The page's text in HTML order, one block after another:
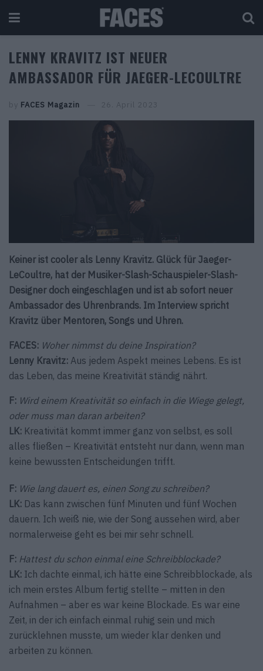
LENNY KRAVITZ IST NEUER
AMBASSADOR FÜR JAEGER-LECOULTRE
by FACES Magazin 26. April 2023
Keiner ist cooler als Lenny Kravitz. Glück für Jaeger-
LeCoultre, hat der Musiker-Slash-Schauspieler-Slash-
Designer doch eingeschlagen und ist ab sofort neuer
Ambassador des Uhrenbrands. Im Interview spricht
Kravitz über Mentoren, Songs und Uhren.
FACES: Woher nimmst du deine Inspiration?
Lenny Kravitz: Aus jedem Aspekt meines Lebens. Es ist
das Leben, das meine Kreativität ständig nährt.
F: Wird einem Kreativität so einfach in die Wiege gelegt,
oder muss man daran arbeiten?
LK: Kreativität kommt immer ganz von selbst, es soll
alles fließen – Kreativität entsteht nur dann, wenn man
keine bewussten Entscheidungen trifft.
F: Wie lang dauert es, einen Song zu schreiben?
LK: Das kann zwischen fünf Minuten und fünf Wochen
dauern. Ich weiß nie, wie der Song aussehen wird, aber
normalerweise geht es bei mir sehr schnell.
F: Hattest du schon einmal eine Schreibblockade?
LK: Ich dachte einmal, ich hätte eine Schreibblockade, als
ich mein erstes Album fertig stellte – mitten in den
Aufnahmen – aber es war keine Blockade. Es war eine
Zeit, in der ich einfach einmal ruhig sein und mich
zurücklehnen musste, um wieder klar denken und
arbeiten zu können.